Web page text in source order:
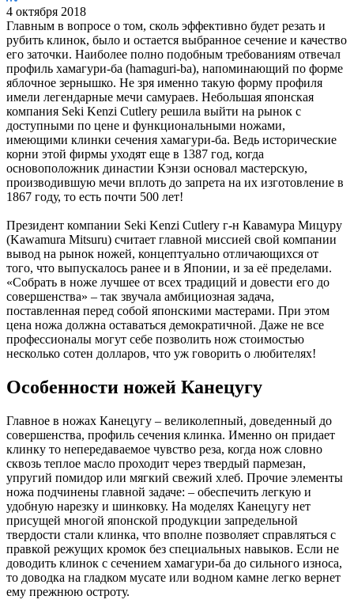
4 октября 2018
Главным в вопросе о том, сколь эффективно будет резать и
рубить клинок, было и остается выбранное сечение и качество
его заточки. Наиболее полно подобным требованиям отвечал
профиль хамагури-ба (hamaguri-ba), напоминающий по форме
яблочное зернышко. Не зря именно такую форму профиля
имели легендарные мечи самураев. Небольшая японская
компания Seki Kenzi Cutlery решила выйти на рынок с
доступными по цене и функциональными ножами,
имеющими клинки сечения хамагури-ба. Ведь исторические
корни этой фирмы уходят еще в 1387 год, когда
основоположник династии Кэнзи основал мастерскую,
производившую мечи вплоть до запрета на их изготовление в
1867 году, то есть почти 500 лет!
Президент компании Seki Kenzi Cutlery г-н Кавамура Мицуру
(Kawamura Mitsuru) считает главной миссией свой компании
вывод на рынок ножей, концептуально отличающихся от
того, что выпускалось ранее и в Японии, и за её пределами.
«Собрать в ноже лучшее от всех традиций и довести его до
совершенства» – так звучала амбициозная задача,
поставленная перед собой японскими мастерами. При этом
цена ножа должна оставаться демократичной. Даже не все
профессионалы могут себе позволить нож стоимостью
несколько сотен долларов, что уж говорить о любителях!
Особенности ножей Канецугу
Главное в ножах Канецугу – великолепный, доведенный до
совершенства, профиль сечения клинка. Именно он придает
клинку то непередаваемое чувство реза, когда нож словно
сквозь теплое масло проходит через твердый пармезан,
упругий помидор или мягкий свежий хлеб. Прочие элементы
ножа подчинены главной задаче: – обеспечить легкую и
удобную нарезку и шинковку. На моделях Канецугу нет
присущей многой японской продукции запредельной
твердости стали клинка, что вполне позволяет справляться с
правкой режущих кромок без специальных навыков. Если не
доводить клинок с сечением хамагури-ба до сильного износа,
то доводка на гладком мусате или водном камне легко вернет
ему прежнюю остроту.